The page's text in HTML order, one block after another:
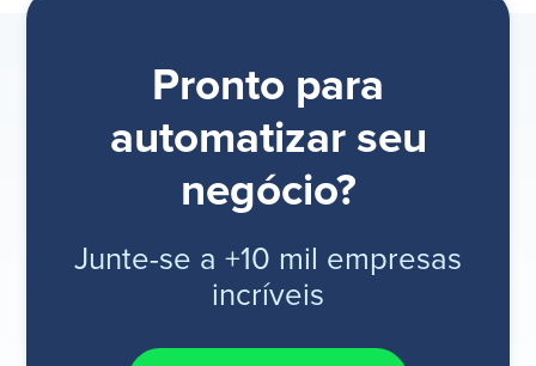
Pronto para
automatizar seu
negócio?
Junte-se a +10 mil empresas
incríveis